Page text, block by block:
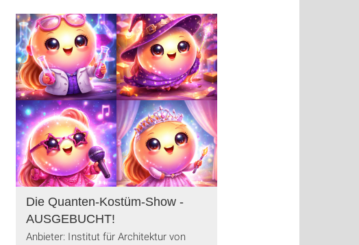
Die Quanten-Kostüm-Show -
AUSGEBUCHT!
Anbieter: Institut für Architektur von